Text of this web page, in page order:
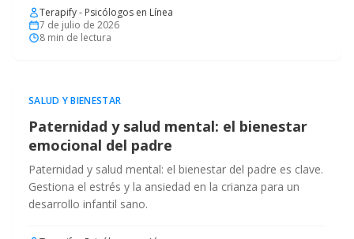
Terapify - Psicólogos en Línea
7 de julio de 2026
8 min de lectura
SALUD Y BIENESTAR
Paternidad y salud mental: el bienestar
emocional del padre
Paternidad y salud mental: el bienestar del padre es clave.
Gestiona el estrés y la ansiedad en la crianza para un
desarrollo infantil sano.